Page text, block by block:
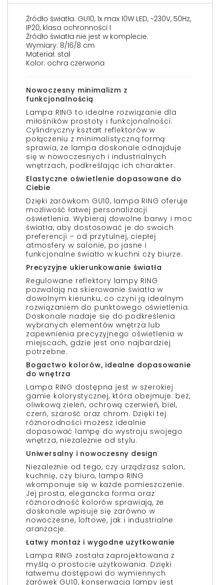
Źródło światła: GU10, 1x max 10W LED, ~230V, 50Hz,
IP20, klasa ochronności I
Źródło światła nie jest w komplecie.
Wymiary: 8/16/8 cm
Materiał: stal
Kolor: ochra czerwona
Nowoczesny minimalizm z
funkcjonalnością
Lampa RING to idealne rozwiązanie dla
miłośników prostoty i funkcjonalności.
Cylindryczny kształt reflektorów w
połączeniu z minimalistyczną formą
sprawia, że lampa doskonale odnajduje
się w nowoczesnych i industrialnych
wnętrzach, podkreślając ich charakter.
Elastyczne oświetlenie dopasowane do
Ciebie
Dzięki żarówkom GU10, lampa RING oferuje
możliwość łatwej personalizacji
oświetlenia. Wybieraj dowolne barwy i moc
światła, aby dostosować je do swoich
preferencji – od przytulnej, ciepłej
atmosfery w salonie, po jasne i
funkcjonalne światło w kuchni czy biurze.
Precyzyjne ukierunkowanie światła
Regulowane reflektory lampy RING
pozwalają na skierowanie światła w
dowolnym kierunku, co czyni ją idealnym
rozwiązaniem do punktowego oświetlenia.
Doskonale nadaje się do podkreślenia
wybranych elementów wnętrza lub
zapewnienia precyzyjnego oświetlenia w
miejscach, gdzie jest ono najbardziej
potrzebne.
Bogactwo kolorów, idealne dopasowanie
do wnętrza
Lampa RING dostępna jest w szerokiej
gamie kolorystycznej, która obejmuje: beż,
oliwkową zieleń, ochrową czerwień, biel,
czerń, szarość oraz chrom. Dzięki tej
różnorodności możesz idealnie
dopasować lampę do wystroju swojego
wnętrza, niezależnie od stylu.
Uniwersalny i nowoczesny design
Niezależnie od tego, czy urządzasz salon,
kuchnię, czy biuro, lampa RING
wkomponuje się w każde pomieszczenie.
Jej prosta, elegancka forma oraz
różnorodność kolorów sprawiają, że
doskonale wpisuje się zarówno w
nowoczesne, loftowe, jak i industrialne
aranżacje.
Łatwy montaż i wygodne użytkowanie
Lampa RING została zaprojektowana z
myślą o prostocie użytkowania. Dzięki
łatwemu dostępowi do wymiennych
żarówek GU10, konserwacja lampy jest